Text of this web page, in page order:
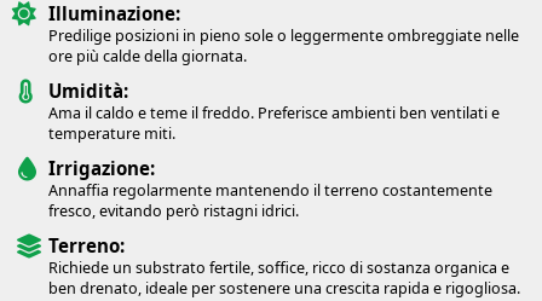
Illuminazione:
Predilige posizioni in pieno sole o leggermente ombreggiate nelle
ore più calde della giornata.
Umidità:
Ama il caldo e teme il freddo. Preferisce ambienti ben ventilati e
temperature miti.
Irrigazione:
Annaffia regolarmente mantenendo il terreno costantemente
fresco, evitando però ristagni idrici.
Terreno:
Richiede un substrato fertile, soffice, ricco di sostanza organica e
ben drenato, ideale per sostenere una crescita rapida e rigogliosa.